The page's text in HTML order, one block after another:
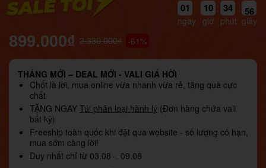
01
ngày
: 10
giờ
: 34
phút
: 55
giây
899.000₫ 2.330.000₫ -61%
THÁNG MỚI – DEAL MỚI - VALI GIÁ HỜI
Chốt là lời, mua online vừa nhanh vừa rẻ, tặng quà cực
chất
TẶNG NGAY Túi phân loại hành lý (Đơn hàng chứa vali
bất kỳ)
Freeship toàn quốc khi đặt qua website - số lượng có hạn,
mua sớm càng lời!
Duy nhất chỉ từ 03.08 – 09.08